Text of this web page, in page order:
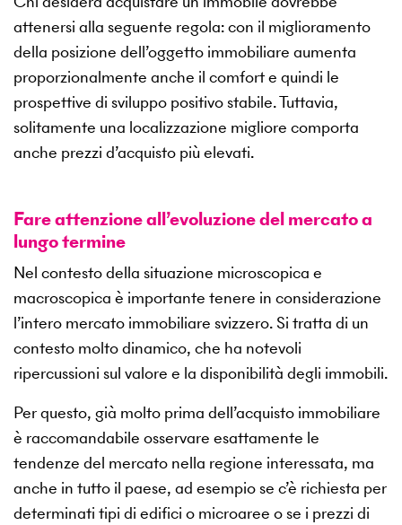
attenersi alla seguente regola: con il miglioramento
della posizione dell’oggetto immobiliare aumenta
proporzionalmente anche il comfort e quindi le
prospettive di sviluppo positivo stabile. Tuttavia,
solitamente una localizzazione migliore comporta
anche prezzi d’acquisto più elevati.
Fare attenzione all’evoluzione del mercato a
lungo termine
Nel contesto della situazione microscopica e
macroscopica è importante tenere in considerazione
l’intero mercato immobiliare svizzero. Si tratta di un
contesto molto dinamico, che ha notevoli
ripercussioni sul valore e la disponibilità degli immobili.
Per questo, già molto prima dell’acquisto immobiliare
è raccomandabile osservare esattamente le
tendenze del mercato nella regione interessata, ma
anche in tutto il paese, ad esempio se c’è richiesta per
determinati tipi di edifici o microaree o se i prezzi di